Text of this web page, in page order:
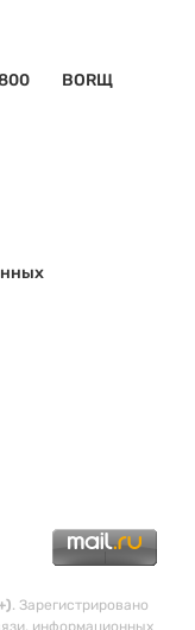
BORЩ
. Зарегистрировано